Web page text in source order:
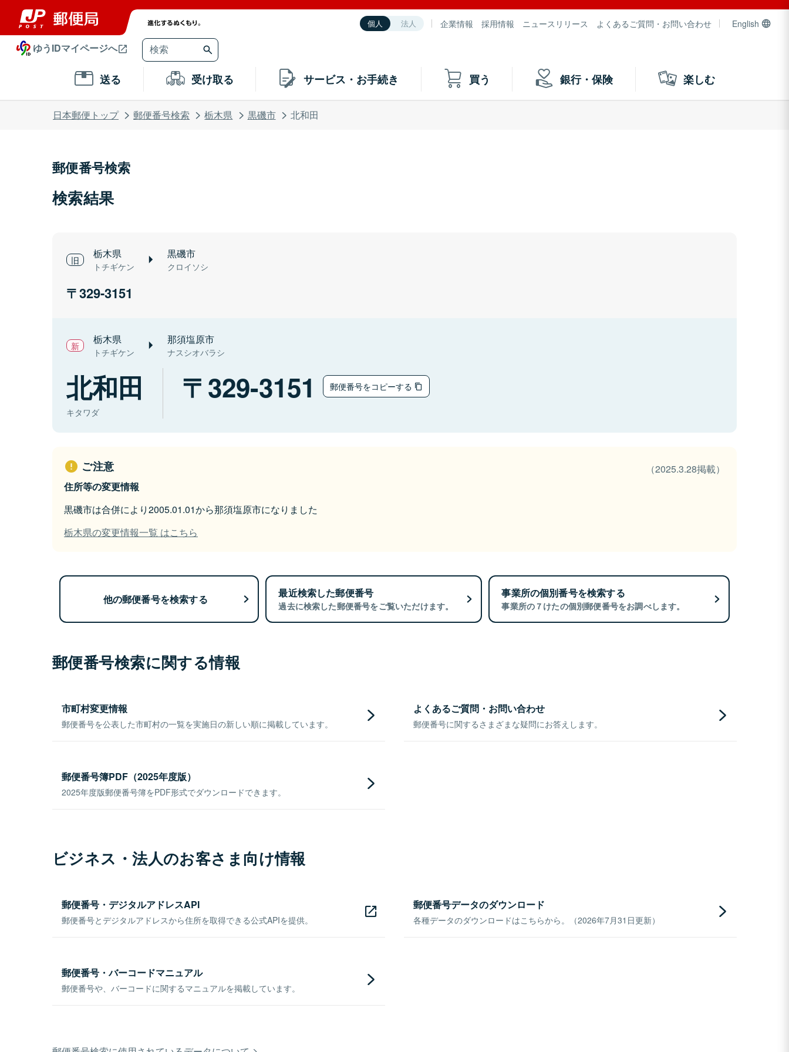
個人 法人 企業情報 採用情報 ニュースリリース よくあるご質問・お問い合わせ English
ゆうIDマイページへ
送る 受け取る サービス・お手続き 買う 銀行・保険 楽しむ
日本郵便トップ 郵便番号検索 栃木県 黒磯市 北和田
郵便番号検索
検索結果
栃木県
トチギケン
黒磯市
クロイソシ
329-3151
栃木県
トチギケン
那須塩原市
ナスシオバラシ
北和田
キタワダ
329-3151 郵便番号をコピーする
ご注意
（2025.3.28掲載）
住所等の変更情報
黒磯市は合併により2005.01.01から那須塩原市になりました
栃木県の変更情報一覧 はこちら
他の郵便番号を検索する 最近検索した郵便番号
過去に検索した郵便番号をご覧いただけます。
事業所の個別番号を検索する
事業所の７けたの個別郵便番号をお調べします。
郵便番号検索に関する情報
市町村変更情報
郵便番号を公表した市町村の一覧を実施日の新しい順に掲載しています。
よくあるご質問・お問い合わせ
郵便番号に関するさまざまな疑問にお答えします。
郵便番号簿PDF（2025年度版）
2025年度版郵便番号簿をPDF形式でダウンロードできます。
ビジネス・法人のお客さま向け情報
郵便番号・デジタルアドレスAPI
郵便番号とデジタルアドレスから住所を取得できる公式APIを提供。
郵便番号データのダウンロード
各種データのダウンロードはこちらから。（2026年7月31日更新）
郵便番号・バーコードマニュアル
郵便番号や、バーコードに関するマニュアルを掲載しています。